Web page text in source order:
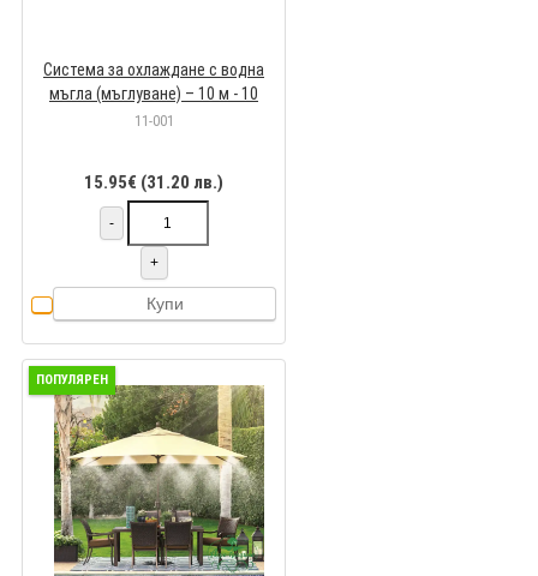
Система за охлаждане с водна
мъгла (мъглуване) – 10 м - 10
дюзи
11-001
15.95€ (31.20 лв.)
-
+
Купи
ПОПУЛЯРЕН